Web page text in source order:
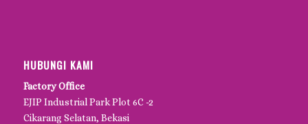
HUBUNGI KAMI
Factory Office
EJIP Industrial Park Plot 6C -2
Cikarang Selatan, Bekasi